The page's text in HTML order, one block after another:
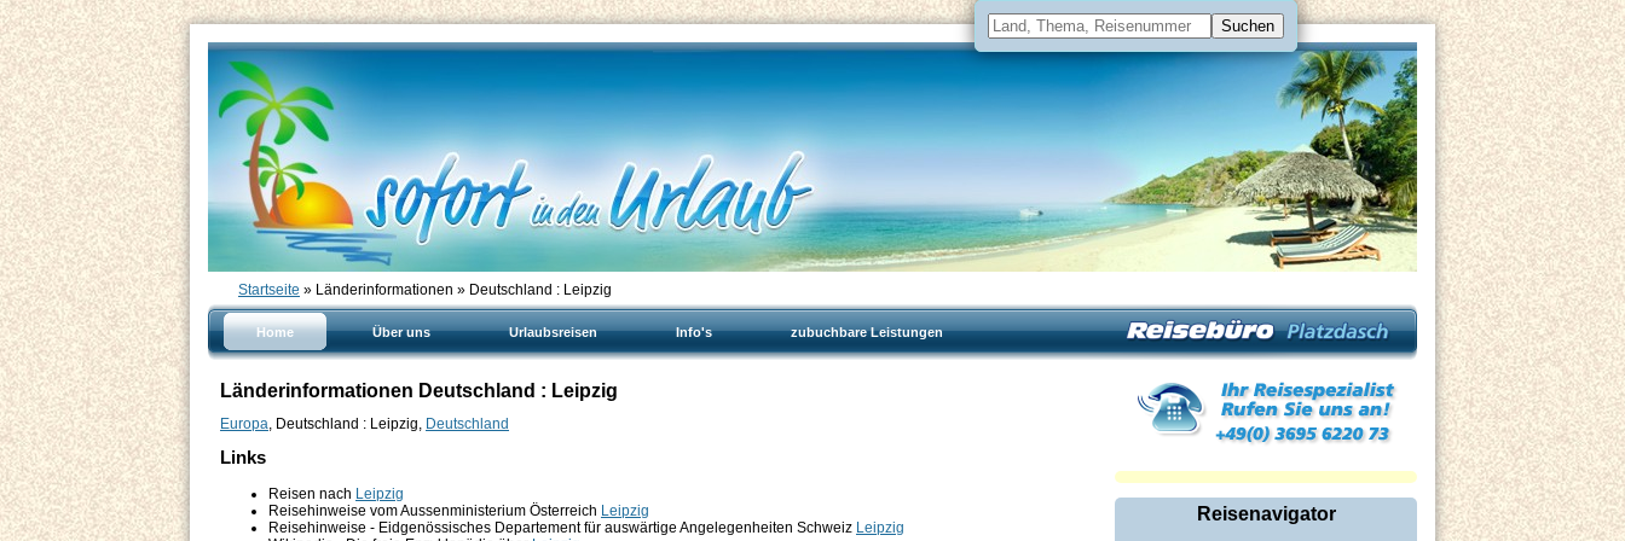
Startseite » Länderinformationen » Deutschland : Leipzig
Home Über uns Urlaubsreisen Info's zubuchbare Leistungen
Länderinformationen Deutschland : Leipzig
Europa , Deutschland : Leipzig, Deutschland
Links
Reisen nach Leipzig
Reisehinweise vom Aussenministerium Österreich Leipzig
Reisehinweise - Eidgenössisches Departement für auswärtige Angelegenheiten Schweiz Leipzig
Reisenavigator